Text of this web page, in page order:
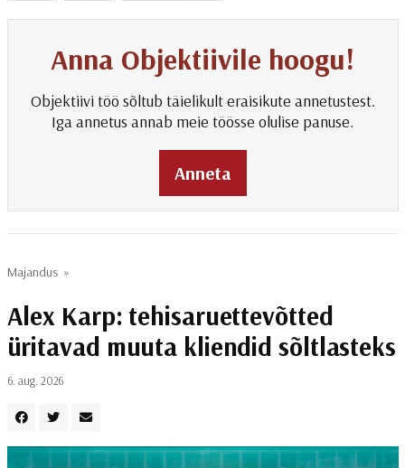
Anna Objektiivile hoogu!
Objektiivi töö sõltub täielikult eraisikute annetustest.
Iga annetus annab meie töösse olulise panuse.
Anneta
Majandus»
Alex Karp: tehisaruettevõtted
üritavad muuta kliendid sõltlasteks
6. aug. 2026